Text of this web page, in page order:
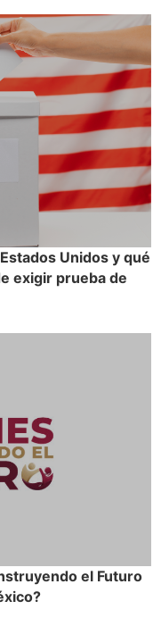
Unidos y qué
exigir prueba de
el Futuro